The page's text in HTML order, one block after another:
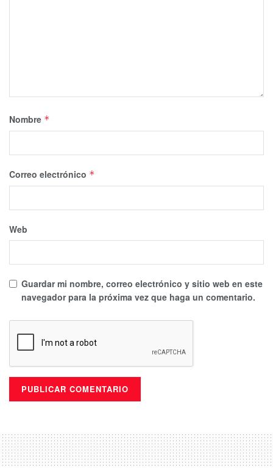
Nombre *
Correo electrónico *
Web
Guardar mi nombre, correo electrónico y sitio web en este
navegador para la próxima vez que haga un comentario.